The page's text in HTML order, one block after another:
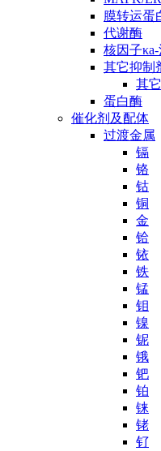
膜转运蛋
代谢酶
核因子
其它抑制
其
蛋白酶
催化剂及配体
过渡金属
镉
铬
钴
铜
金
铪
铱
铁
锰
钼
镍
铌
锇
钯
铂
铼
铑
钌